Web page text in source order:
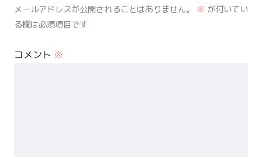
メールアドレスが公開されることはありません。 ※ が付いてい
る欄は必須項目です
コメント ※